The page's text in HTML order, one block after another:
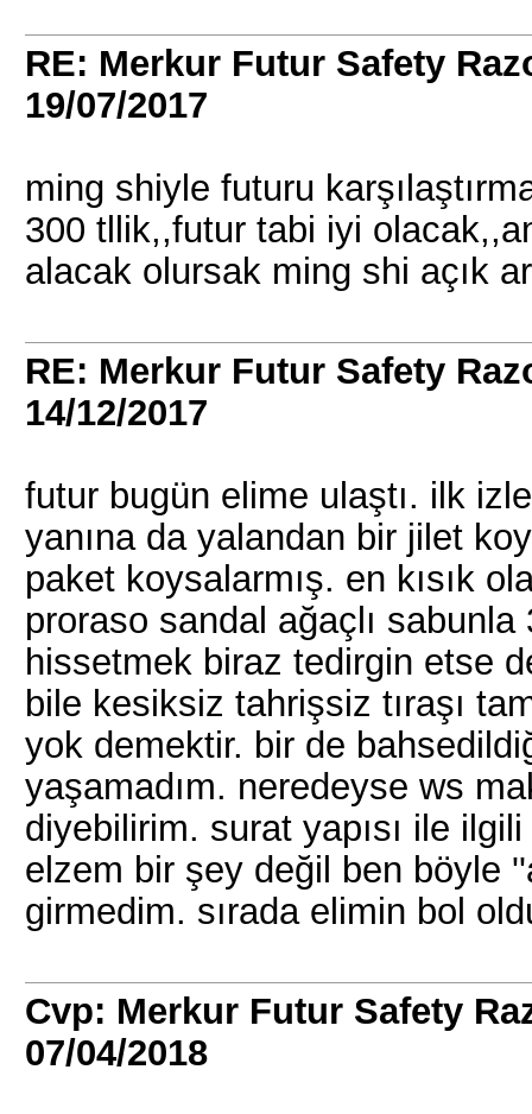
RE: Merkur Futur Safety
19/07/2017
ming shiyle futuru
300 tllik,,futur tabi iyi
alacak olursak ming shi açık
RE: Merkur Futur Safety
14/12/2017
futur bugün elime ulaştı. ilk
yanına da yalandan bir jilet
paket koysalarmış. en kısık
proraso sandal ağaçlı
hissetmek biraz tedirgin etse
bile kesiksiz tahrişsiz tıraşı
yok demektir. bir de
yaşamadım. neredeyse ws
diyebilirim. surat yapısı ile
elzem bir şey değil ben böyle
girmedim. sırada elimin bol
Cvp: Merkur Futur Safety
07/04/2018